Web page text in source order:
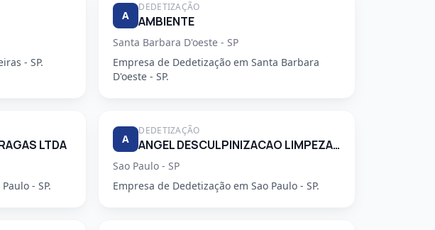
- SP.
A
DEDETIZAÇÃO
AMBIENTE
Santa Barbara D'oeste - SP
Empresa de Dedetização em Santa Barbara
D'oeste - SP.
LTDA
- SP.
A
DEDETIZAÇÃO
ANGEL DESCULPINIZACAO LIMPEZA E RESTAURACAO DE CAIXAS DAGUA E CONTROLE DE PRAGAS LTDA
Sao Paulo - SP
Empresa de Dedetização em Sao Paulo - SP.